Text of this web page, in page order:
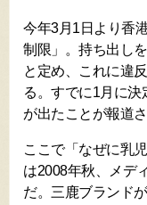
今年3月1日より香
制限」。持ち出し
と定め、これに違
る。すでに1月に
が出たことが報道
ここで「なぜに乳
は2008年秋、メデ
だ。三鹿ブランド